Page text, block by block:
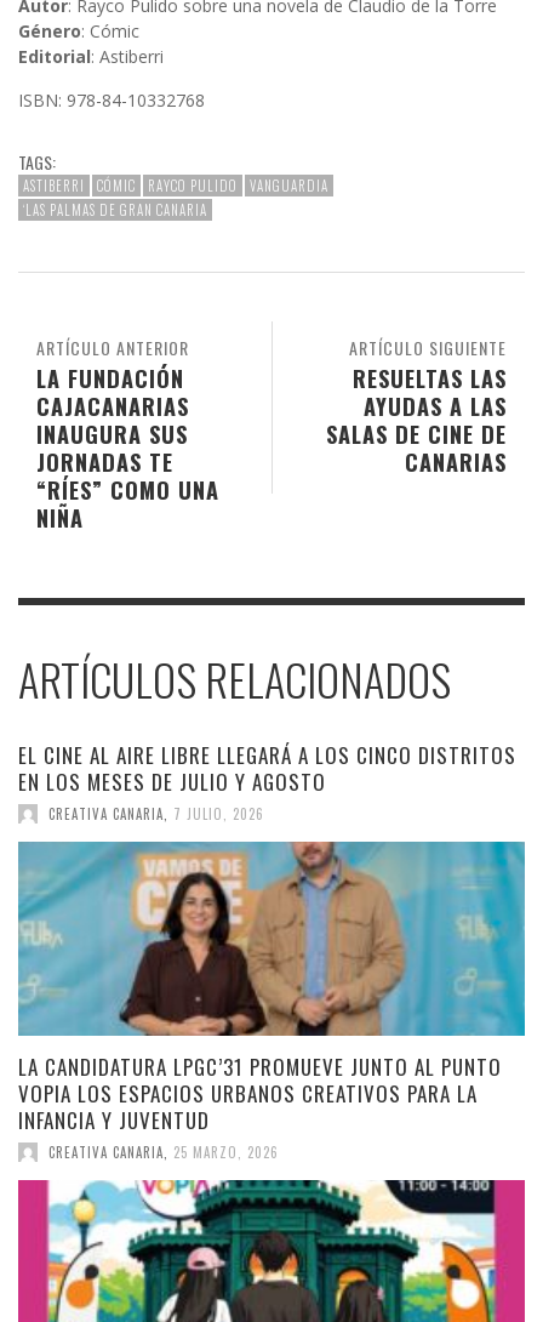
Autor: Rayco Pulido sobre una novela de Claudio de la Torre
Género: Cómic
Editorial: Astiberri
ISBN: 978-84-10332768
TAGS:
ASTIBERRI CÓMIC RAYCO PULIDO
VANGUARDIA
‘LAS PALMAS DE GRAN CANARIA
ARTÍCULO SIGUIENTE
RESUELTAS LAS
AYUDAS A LAS
SALAS DE CINE DE
CANARIAS
ARTÍCULO ANTERIOR
LA FUNDACIÓN
CAJACANARIAS
INAUGURA SUS
JORNADAS TE
“RÍES” COMO UNA
NIÑA
ARTÍCULOS RELACIONADOS
EL CINE AL AIRE LIBRE LLEGARÁ A LOS CINCO DISTRITOS
EN LOS MESES DE JULIO Y AGOSTO
CREATIVA CANARIA 7 JULIO, 2026
LA CANDIDATURA LPGC’31 PROMUEVE JUNTO AL PUNTO
VOPIA LOS ESPACIOS URBANOS CREATIVOS PARA LA
INFANCIA Y JUVENTUD
CREATIVA CANARIA 25 MARZO, 2026